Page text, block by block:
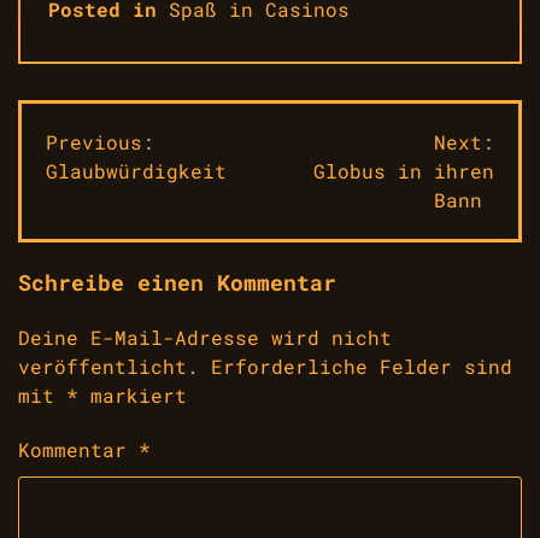
Posted in Spaß in Casinos
Beitragsnavigation
Previous:
Glaubwürdigkeit
Next:
Globus in ihren
Bann
Schreibe einen Kommentar
Deine E-Mail-Adresse wird nicht
veröffentlicht.
Erforderliche Felder sind
mit * markiert
Kommentar *